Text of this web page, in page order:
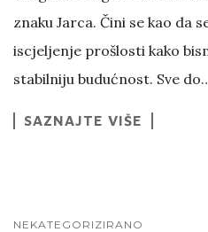
znaku Jarca. Čini se kao da
iscjeljenje prošlosti kako
stabilniju budućnost. Sve
SAZNAJTE VIŠE
NEKATEGORIZIRANO